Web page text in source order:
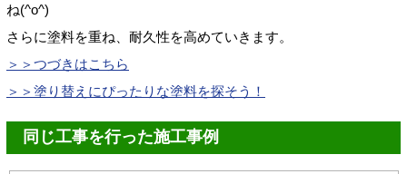
ね(^o^)
さらに塗料を重ね、耐久性を高めていきます。
＞＞つづきはこちら
＞＞塗り替えにぴったりな塗料を探そう！
同じ工事を行った施工事例